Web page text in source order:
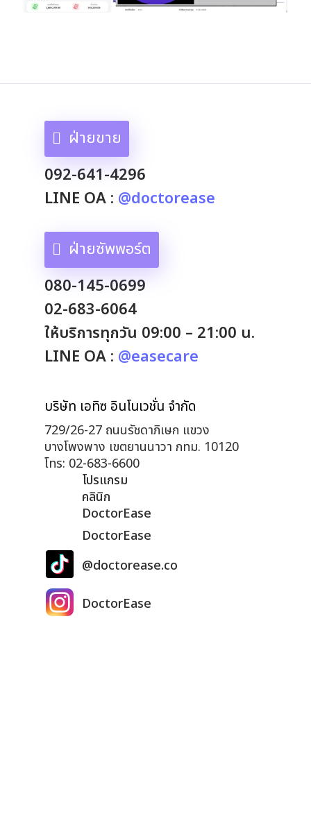
ฝ่ายขาย
092-641-4296
LINE OA : @doctorease
ฝ่ายซัพพอร์ต
080-145-0699
02-683-6064
ให้บริการทุกวัน 09:00 – 21:00 น.
LINE OA : @easecare
บริษัท เอทิซ อินโนเวชั่น จำกัด
729/26-27 ถนนรัชดาภิเษก แขวง
บางโพงพาง เขตยานนาวา กทม. 10120
โทร: 02-683-6600
โปรแกรม
คลินิก
DoctorEase
DoctorEase
@doctorease.co
DoctorEase